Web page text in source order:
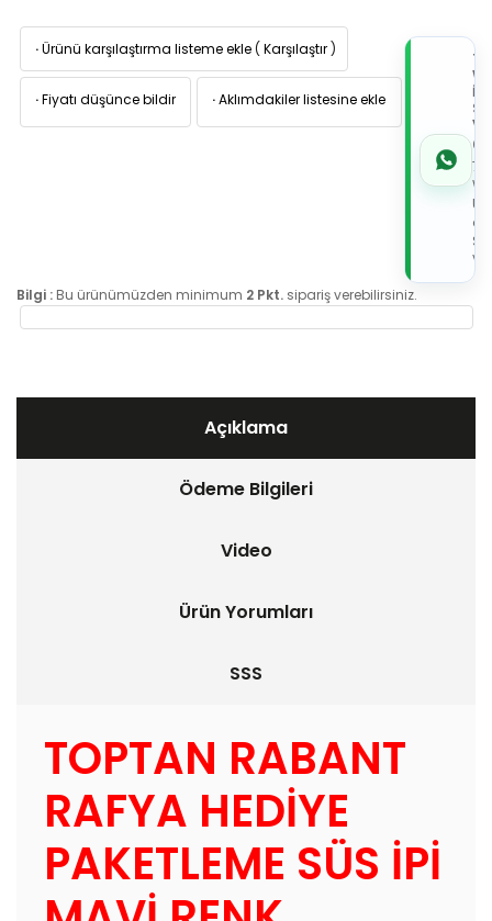
·Ürünü karşılaştırma listeme ekle ( Karşılaştır )
·Fiyatı düşünce bildir ·Aklımdakiler listesine ekle
İLE
de
Bilgi : Bu ürünümüzden minimum 2 Pkt. sipariş verebilirsiniz.
Açıklama
Ödeme Bilgileri
Video
Ürün Yorumları
SSS
TOPTAN RABANT
RAFYA HEDİYE
PAKETLEME SÜS İPİ